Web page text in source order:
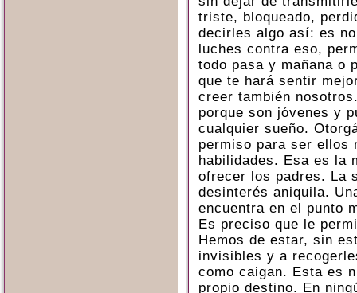
triste, bloqueado,
decirles algo así: es
luches contra eso,
todo pasa y mañana o
que te hará sentir
creer también
porque son jóvenes y
cualquier sueño.
permiso para ser ellos
habilidades. Esa es la
ofrecer los padres. La
desinterés aniquila.
encuentra en el punto
Es preciso que le
Hemos de estar, sin
invisibles y a
como caigan. Esta es
propio destino. En